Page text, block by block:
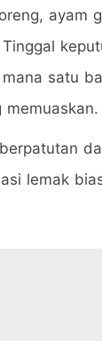
ayam
satu
memuaskan.
lemak